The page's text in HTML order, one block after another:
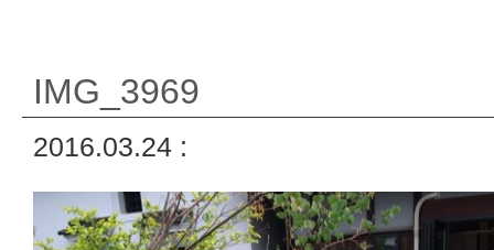
IMG_3969
2016.03.24 :